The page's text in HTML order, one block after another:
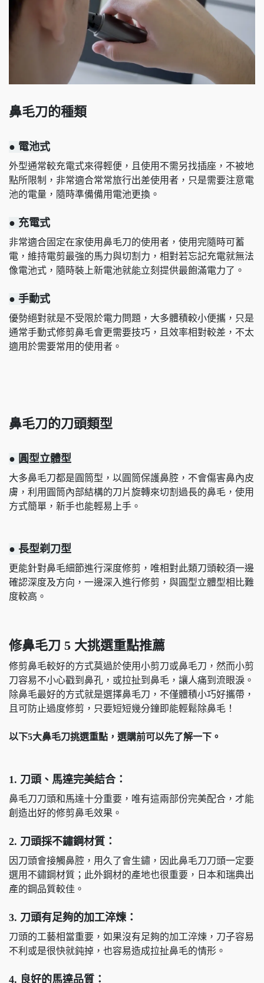
鼻毛刀的種類
● 電池式
外型通常較充電式來得輕便，且使用不需另找插座，不被地
點所限制，非常適合常常旅行出差使用者，只是需要注意電
池的電量，隨時準備備用電池更換。
● 充電式
非常適合固定在家使用鼻毛刀的使用者，使用完隨時可蓄
電，維持電剪最強的馬力與切割力，相對若忘記充電就無法
像電池式，隨時裝上新電池就能立刻提供最飽滿電力了。
● 手動式
優勢絕對就是不受限於電力問題，大多體積較小便攜，只是
通常手動式修剪鼻毛會更需要技巧，且效率相對較差，不太
適用於需要常用的使用者。
鼻毛刀的刀頭類型
● 圓型立體型
大多鼻毛刀都是圓筒型，以圓筒保護鼻腔，不會傷害鼻內皮
膚，利用圓筒內部結構的刀片旋轉來切割過長的鼻毛，使用
方式簡單，新手也能輕易上手。
● 長型剃刀型
更能針對鼻毛細節進行深度修剪，唯相對此類刀頭較須一邊
確認深度及方向，一邊深入進行修剪，與圓型立體型相比難
度較高。
修鼻毛刀 5 大挑選重點推薦
修剪鼻毛較好的方式莫過於使用小剪刀或鼻毛刀，然而小剪
刀容易不小心戳到鼻孔，或拉扯到鼻毛，讓人痛到流眼淚。
除鼻毛最好的方式就是選擇鼻毛刀，不僅體積小巧好攜帶，
且可防止過度修剪，只要短短幾分鐘即能輕鬆除鼻毛！
以下5大鼻毛刀挑選重點，選購前可以先了解一下。
1. 刀頭、馬達完美結合：
鼻毛刀刀頭和馬達十分重要，唯有這兩部份完美配合，才能
創造出好的修剪鼻毛效果。
2. 刀頭採不鏽鋼材質：
因刀頭會接觸鼻腔，用久了會生鏽，因此鼻毛刀刀頭一定要
選用不鏽鋼材質；此外鋼材的產地也很重要，日本和瑞典出
產的鋼品質較佳。
3. 刀頭有足夠的加工淬煉：
刀頭的工藝相當重要，如果沒有足夠的加工淬煉，刀子容易
不利或是很快就鈍掉，也容易造成拉扯鼻毛的情形。
4. 良好的馬達品質：